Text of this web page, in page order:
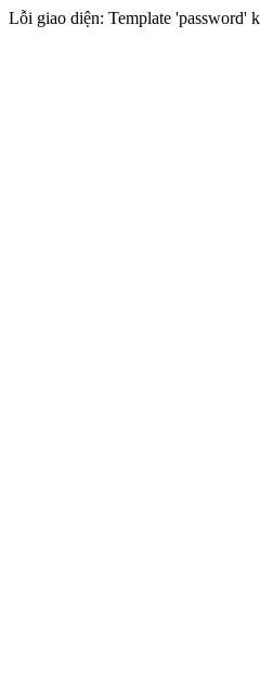
Lỗi giao diện: Template 'password'